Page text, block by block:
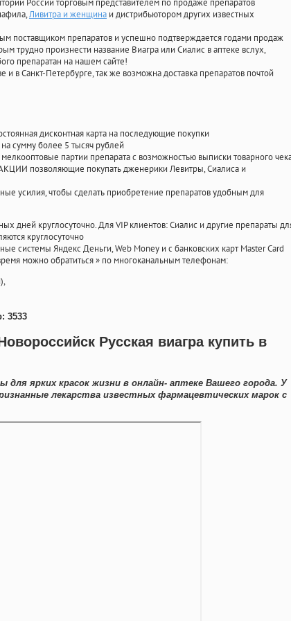
России торговым представителем по продаже препаратов
,Ливитра и женщина и дистрибьютором других известных
поставщиком препаратов и успешно подтверждается годами продаж
трудно произнести название Виагра или Сиалис в аптеке вслух,
препаратан на нашем сайте!
и в Санкт-Петербурге, так же возможна доставка препаратов почтой
дисконтная карта на последующие покупки
на сумму более 5 тысяч рублей
партии препарата с возможностью выписки товарного
позволяющие покупать дженерики Левитры, Сиалиса и
усилия, чтобы сделать приобретение препаратов удобным для
дней круглосуточно. Для VIP клиентов: Сиалис и другие препараты
круглосуточно
системы Яндекс Деньги, Web Money и с банковских карт Master Card
можно обратиться» по многоканальным телефонам:
3533
Русская виагра купить в
для ярких красок жизни в онлайн- аптеке Вашего города. У
лекарства известных фармацевтических марок с